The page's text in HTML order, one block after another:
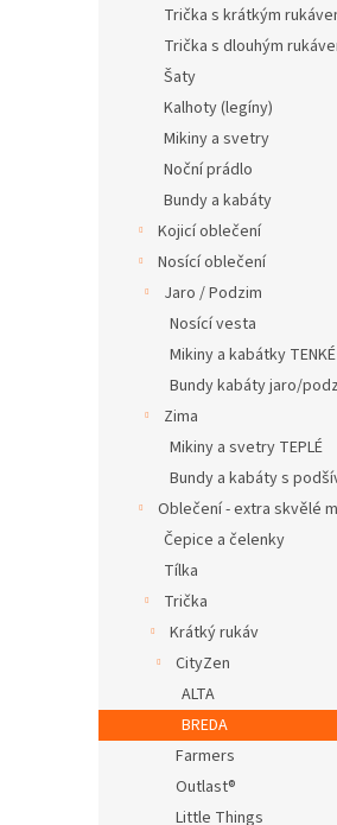
Trička s krátkým
Trička s dlouhým
Šaty
Kalhoty (legíny)
Mikiny a svetry
Noční prádlo
Bundy a kabáty
Kojicí oblečení
Nosící oblečení
Jaro / Podzim
Nosící vesta
Mikiny a kabátky TENKÉ
Bundy kabáty jaro/
Zima
Mikiny a svetry TEPLÉ
Bundy a kabáty s
Oblečení - extra skvělé
Čepice a čelenky
Tílka
Trička
Krátký rukáv
CityZen
ALTA
BREDA
Farmers
Outlast®
Little Things